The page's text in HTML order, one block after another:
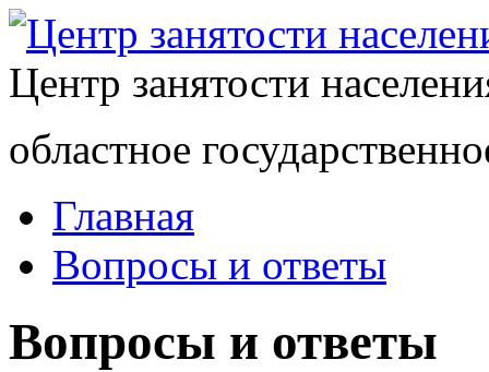
Центр занятости
областное
Главная
Вопросы и ответы
Вопросы и ответы